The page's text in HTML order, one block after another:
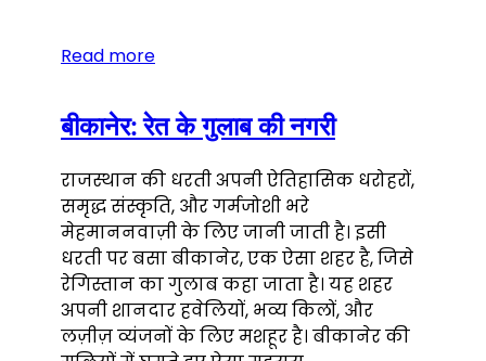
Read more
बीकानेर: रेत के गुलाब की नगरी
राजस्थान की धरती अपनी ऐतिहासिक धरोहरों,
समृद्ध संस्कृति, और गर्मजोशी भरे
मेहमाननवाज़ी के लिए जानी जाती है। इसी
धरती पर बसा बीकानेर, एक ऐसा शहर है, जिसे
रेगिस्तान का गुलाब कहा जाता है। यह शहर
अपनी शानदार हवेलियों, भव्य किलों, और
लज़ीज़ व्यंजनों के लिए मशहूर है। बीकानेर की